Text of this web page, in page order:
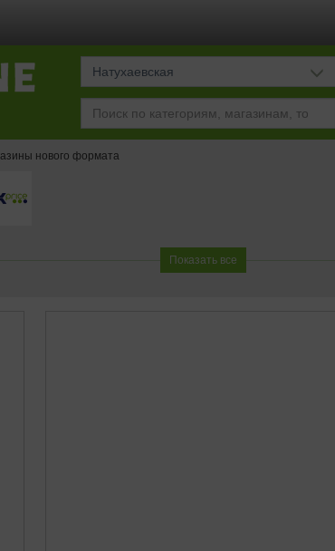
Натухаевская
нового формата
Показать все